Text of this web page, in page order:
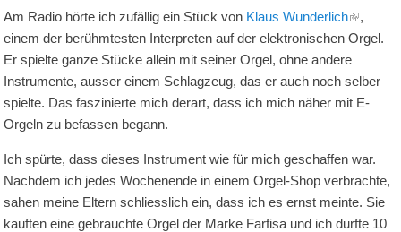
Am Radio hörte ich zufällig ein Stück von Klaus Wunderlich
,
einem der berühmtesten Interpreten auf der elektronischen Orgel.
Er spielte ganze Stücke allein mit seiner Orgel, ohne andere
Instrumente, ausser einem Schlagzeug, das er auch noch selber
spielte. Das faszinierte mich derart, dass ich mich näher mit E-
Orgeln zu befassen begann.
Ich spürte, dass dieses Instrument wie für mich geschaffen war.
Nachdem ich jedes Wochenende in einem Orgel-Shop verbrachte,
sahen meine Eltern schliesslich ein, dass ich es ernst meinte. Sie
kauften eine gebrauchte Orgel der Marke Farfisa und ich durfte 10